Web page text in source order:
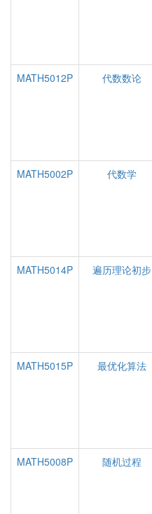
MATH5012P
代数数论
MATH5002P
代数学
MATH5014P
遍历理论初步
MATH5015P
最优化算法
MATH5008P
随机过程